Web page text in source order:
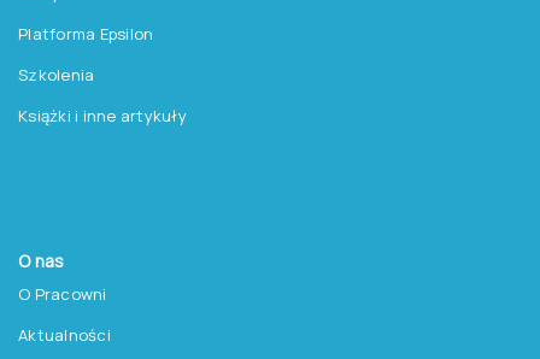
Platforma Epsilon
Szkolenia
Książki i inne artykuły
O nas
O Pracowni
Aktualności